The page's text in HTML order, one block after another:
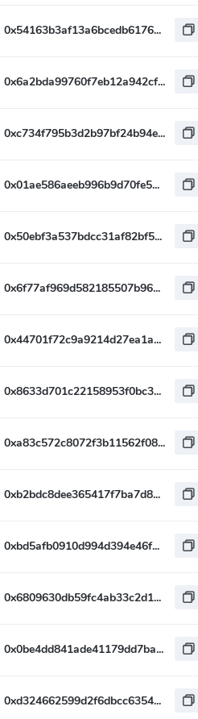
0x54163b3af13a6bcedb61767b08035a6227ce21c9
0x6a2bda99760f7eb12a942cf2076dc3e46d112794
0xc734f795b3d2b97bf24b94e8ae73fbd0899aaeb1
0x01ae586aeeb996b9d70fe557b2be503ae2a0e910
0x50ebf3a537bdcc31af82bf51ef28caaebf57cc8c
0x6f77af969d582185507b96229cd1c17ca849dd57
0x44701f72c9a9214d27ea1a48f06c5816fa71a8c7
0x8633d701c22158953f0bc3cb2e9fe48e643f2b49
0xa83c572c8072f3b11562f08b89d4f3077682acdb
0xb2bdc8dee365417f7ba7d868b4645f9499a89784
0xbd5afb0910d994d394e46fb9b9a4a4db30ddc768
0x6809630db59fc4ab33c2d19356c60d05867612a0
0x0be4dd841ade41179dd7ba1dd7ed1c4c60c60d31
0xd324662599d2f6dbcc63541bba827f359b873dd1